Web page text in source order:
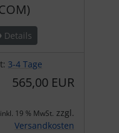
Details
3-4 Tage
565,00 EUR
inkl. 19 % MwSt. zzgl.
Versandkosten